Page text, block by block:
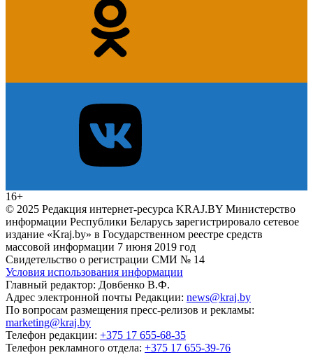
16+
© 2025 Редакция интернет-ресурса KRAJ.BY Министерство
информации Республики Беларусь зарегистрировало сетевое
издание «Kraj.by» в Государственном реестре средств
массовой информации 7 июня 2019 год
Свидетельство о регистрации СМИ № 14
Условия использования информации
Главный редактор: Довбенко В.Ф.
Адрес электронной почты Редакции: news@kraj.by
По вопросам размещения пресс-релизов и рекламы:
marketing@kraj.by
Телефон редакции: +375 17 655-68-35
Телефон рекламного отдела: +375 17 655-39-76